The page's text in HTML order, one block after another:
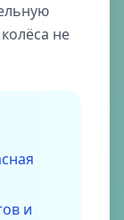
не
и